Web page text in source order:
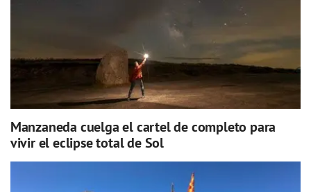
Manzaneda cuelga el cartel de completo para
vivir el eclipse total de Sol